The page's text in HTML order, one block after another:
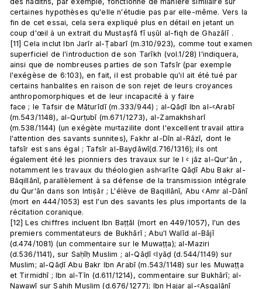
certaines hypothèses qu'elle n'étudie pas par elle-même. Vers la
fin de cet essai, cela sera expliqué plus en détail en jetant un
coup d'œil à un extrait du Mustaṣfā fī uṣūl al-fiqh de Ghazālī .
[11] Cela inclut Ibn Jarīr al-Ṭabarī (m.310/923), comme tout examen
superficiel de l'introduction de son Tarīkh (vol.1/28) l'indiquera,
ainsi que de nombreuses parties de son Tafsīr (par exemple
l'exégèse de 6:103), en fait, il est probable qu'il ait été tué par
certains hanbalites en raison de son rejet de leurs croyances
anthropomorphiques et de leur incapacité à y faire
face ; le Tafsir de Māturīdī (m.333/944) ; al-Qāḍī Ibn al-ꜥArabī
(m.543/1148), al-Qurṭubī (m.671/1273), al-Zamakhsharī
(m.538/1144) (un exégète muꜥtazilite dont l'excellent travail attira
l'attention des savants sunnites), Fakhr al-Dīn al-Rāzī, dont le
tafsīr est sans égal ; Tafsīr al-Bayḍāwī(d.716/1316); ils ont
également été les pionniers des travaux sur le I ꜥ jāz al-Qur'ān ,
notamment les travaux du théologien ashꜥarīte Qāḍī Abu Bakr al-
Bāqillānī, parallèlement à sa défense de la transmission intégrale
du Qur'ān dans son Intiṣār ; L'élève de Baqillānī, Abu ꜥAmr al-Dānī
(mort en 444/1053) est l'un des savants les plus importants de la
récitation coranique.
[12] Les chiffres incluent Ibn Baṭṭāl (mort en 449/1057), l'un des
premiers commentateurs de Bukhārī ; Abu'l Walīd al-Bājī
(d.474/1081) (un commentaire sur le Muwaṭṭa); al-Maziri
(d.536/1141), sur Saḥīḥ Muslim ; al-Qāḍī ꜥIyāḍ (d.544/1149) sur
Muslim; al-Qāḍī Abu Bakr Ibn Arabī (m.543/1148) sur les Muwaṭṭa
et Tirmidhī ; Ibn al-Tīn (d.611/1214), commentaire sur Bukhārī; al-
Nawawī sur Sahih Muslim (d.676/1277); Ibn Hajar al-ꜥAsqalānī